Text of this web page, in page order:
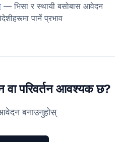
— भिसा र स्थायी बसोबास आवेदन
पार्ने प्रभाव
वा परिवर्तन आवश्यक छ?
बनाउनुहोस्